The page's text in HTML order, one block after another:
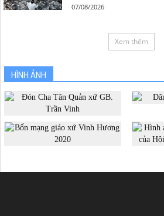
07/08/2026
Xem thêm
HÌNH ẢNH